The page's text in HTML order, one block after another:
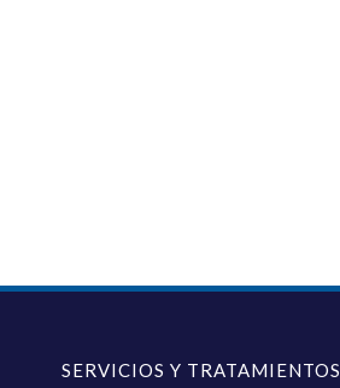
SERVICIOS Y TRATAMIENTOS